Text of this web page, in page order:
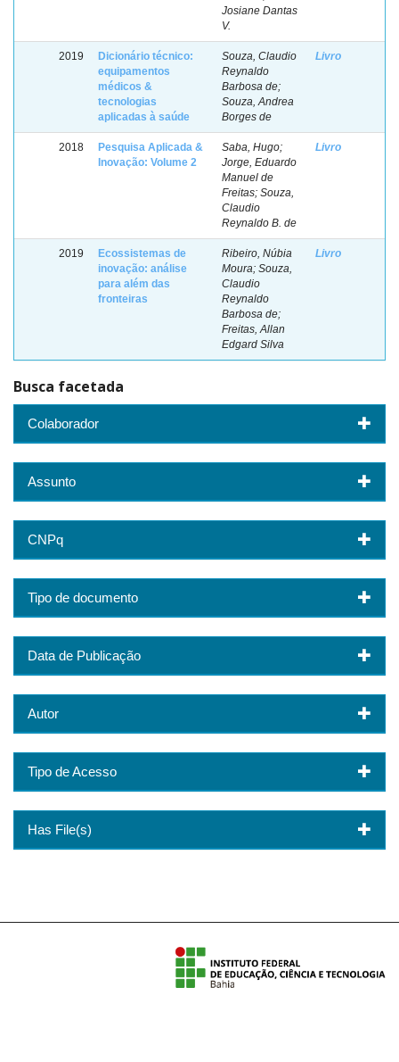
Josiane Dantas
V.
2019
Dicionário técnico:
equipamentos
médicos &
tecnologias
aplicadas à saúde
Souza, Claudio
Reynaldo
Barbosa de;
Souza, Andrea
Borges de
Livro
2018
Pesquisa Aplicada &
Inovação: Volume 2
Saba, Hugo;
Jorge, Eduardo
Manuel de
Freitas; Souza,
Claudio
Reynaldo B. de
Livro
2019
Ecossistemas de
inovação: análise
para além das
fronteiras
Ribeiro, Núbia
Moura; Souza,
Claudio
Reynaldo
Barbosa de;
Freitas, Allan
Edgard Silva
Livro
Busca facetada
Colaborador
Assunto
CNPq
Tipo de documento
Data de Publicação
Autor
Tipo de Acesso
Has File(s)